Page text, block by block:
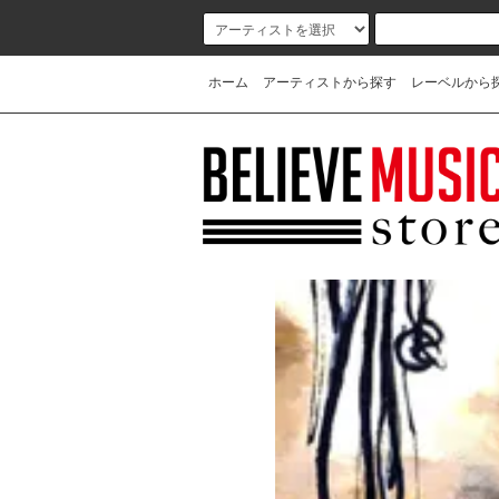
ホーム アーティストから探す レーベルから